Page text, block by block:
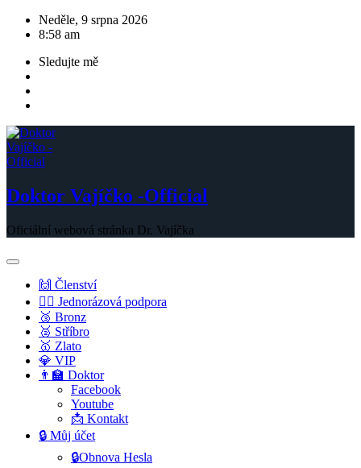
Skip
Neděle, 9 srpna 2026
8:58 am
Sledujte mě
Doktor Vajíčko -Official
Oficiální webová stránka Dr. Vajíčka
🙌 Členství
💁‍♂️ Jednorázová podpora
🥉 Bronz
🥈 Stříbro
🥇 Zlato
💎 VIP
👨‍🏫 Doktor
Facebook
Youtube
📩 Kontakt
🔒 Můj účet
🔒Obnova Hesla